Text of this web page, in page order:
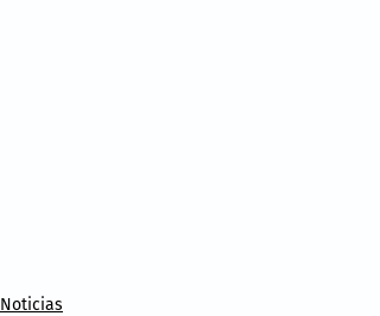
Noticias